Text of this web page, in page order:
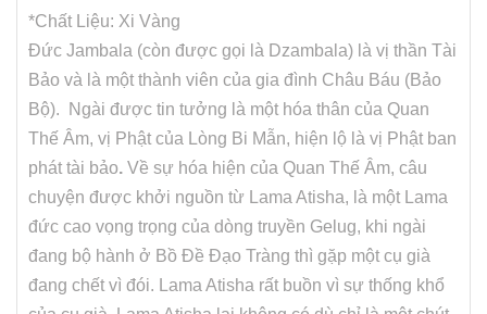
*Chất Liệu: Xi Vàng
Đức Jambala (còn được gọi là Dzambala) là vị thần Tài
Bảo và là một thành viên của gia đình Châu Báu (Bảo
Bộ). Ngài được tin tưởng là một hóa thân của Quan
Thế Âm, vị Phật của Lòng Bi Mẫn, hiện lộ là vị Phật ban
phát tài bảo. Về sự hóa hiện của Quan Thế Âm, câu
chuyện được khởi nguồn từ Lama Atisha, là một Lama
đức cao vọng trọng của dòng truyền Gelug, khi ngài
đang bộ hành ở Bồ Đề Đạo Tràng thì gặp một cụ già
đang chết vì đói. Lama Atisha rất buồn vì sự thống khổ